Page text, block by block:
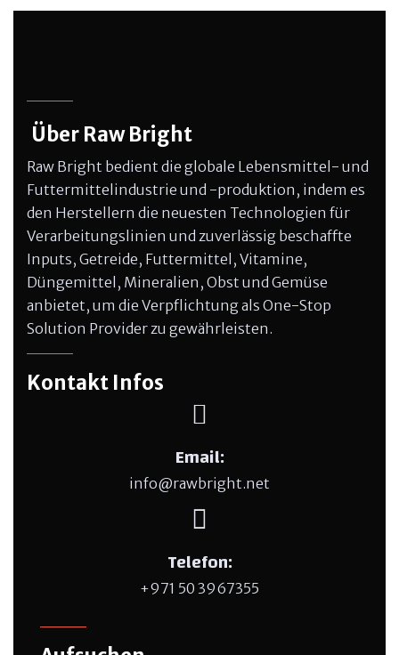
Über Raw Bright
Raw Bright bedient die globale Lebensmittel- und
Futtermittelindustrie und -produktion, indem es
den Herstellern die neuesten Technologien für
Verarbeitungslinien und zuverlässig beschaffte
Inputs, Getreide, Futtermittel, Vitamine,
Düngemittel, Mineralien, Obst und Gemüse
anbietet, um die Verpflichtung als One-Stop
Solution Provider zu gewährleisten.
Kontakt Infos
Email:
info@rawbright.net
Telefon:
+971 50 3967355